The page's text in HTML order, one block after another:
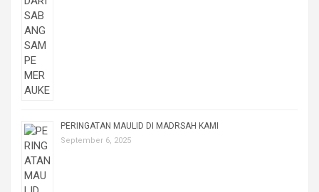
PERINGATAN MAULID DI MADRSAH KAMI
September 6, 2025